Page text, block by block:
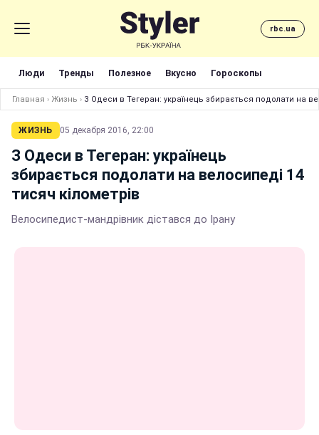
rbc.ua
Люди Тренды Полезное Вкусно Гороскопы
Главная › Жизнь › З Одеси в Тегеран: українець збирається подолати на
ЖИЗНЬ 05 декабря 2016, 22:00
З Одеси в Тегеран: українець
збирається подолати на велосипеді 14
тисяч кілометрів
Велосипедист-мандрівник дістався до Ірану